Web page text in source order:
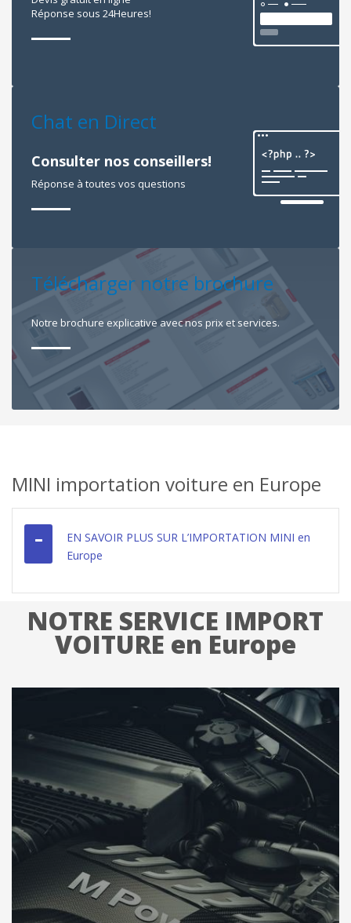
Réponse sous 24Heures!
Chat en Direct
Consulter nos conseillers!
Réponse à toutes vos questions
Télécharger notre brochure
Notre brochure explicative avec nos prix et services.
MINI importation voiture en Europe
EN SAVOIR PLUS SUR L’IMPORTATION MINI en
Europe
NOTRE SERVICE IMPORT
VOITURE en Europe